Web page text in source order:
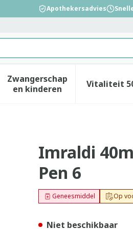
Apothekersadvies
verzorging en hygiëne
voor Dieet, voeding en
Zwangerschap
en kinderenToon submenu voor
Vitaliteit
ml
Imraldi
Pen 6
Op
Geneesmiddel
Niet beschikbaar